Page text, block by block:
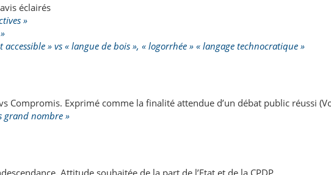
éclairés
»
» vs « langue de bois », « logorrhée » « langage technocratique »
Compromis. Exprimé comme la finalité attendue d’un débat public réussi
grand nombre »
Attitude souhaitée de la part de l’Etat et de la CPDP